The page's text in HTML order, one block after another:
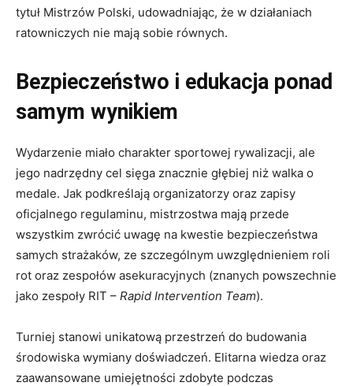
tytuł Mistrzów Polski, udowadniając, że w działaniach
ratowniczych nie mają sobie równych.
Bezpieczeństwo i edukacja ponad
samym wynikiem
Wydarzenie miało charakter sportowej rywalizacji, ale
jego nadrzędny cel sięga znacznie głębiej niż walka o
medale. Jak podkreślają organizatorzy oraz zapisy
oficjalnego regulaminu, mistrzostwa mają przede
wszystkim zwrócić uwagę na kwestie bezpieczeństwa
samych strażaków, ze szczególnym uwzględnieniem roli
rot oraz zespołów asekuracyjnych (znanych powszechnie
jako zespoły RIT – Rapid Intervention Team).
Turniej stanowi unikatową przestrzeń do budowania
środowiska wymiany doświadczeń. Elitarna wiedza oraz
zaawansowane umiejętności zdobyte podczas